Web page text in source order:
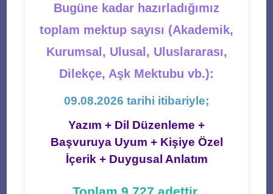
Bugüne kadar hazırladığımız
toplam mektup sayısı (Akademik,
Kurumsal, Ulusal, Uluslararası,
Dilekçe, Aşk Mektubu vb.):
09.08.2026 tarihi itibariyle;
Yazım + Dil Düzenleme +
Başvuruya Uyum + Kişiye Özel
İçerik + Duygusal Anlatım